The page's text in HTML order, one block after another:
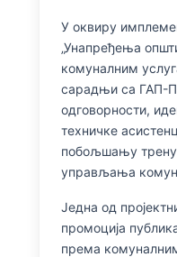
У оквиру
„Унапређења
комуналним
сарадњи са ГАП-
одговорности,
техничке
побољшању
управљања
Једна од
промоција
према